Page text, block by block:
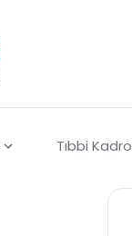
Tıbbi Kadro